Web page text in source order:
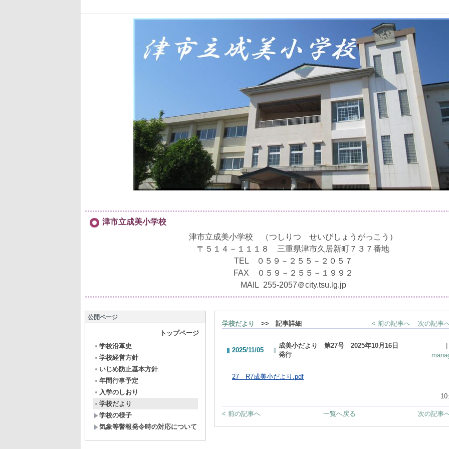
津市立成美小学校
津市立成美小学校 （つしりつ せいびしょうがっこう）
〒５１４－１１１８ 三重県津市久居新町７３７番地
TEL ０５９－２５５－２０５７
FAX ０５９－２５５－１９９２
MAIL 255-2057＠city.tsu.lg.jp
公開ページ
トップページ
学校沿革史
学校経営方針
いじめ防止基本方針
年間行事予定
入学のしおり
学校だより
学校の様子
気象等警報発令時の対応について
学校だより >> 記事詳細 < 前の記事へ 次の記事
2025/11/05
成美小だより 第27号 2025年10月16日
発行
27 R7成美小だより.pdf
< 前の記事へ 次の記事
一覧へ戻る